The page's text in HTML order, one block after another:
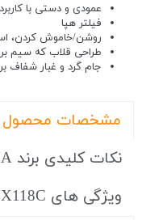
عمودی و دستی با
فیلتر هپا
روشن/خاموش کردن،
طراحی قلاب که سیم
جام گرد و غبار شفاف
مشخصات محصول
نکات کلیدی برند DEERMA
ویژگی های Deerma Vacuum Cleaner DX118C